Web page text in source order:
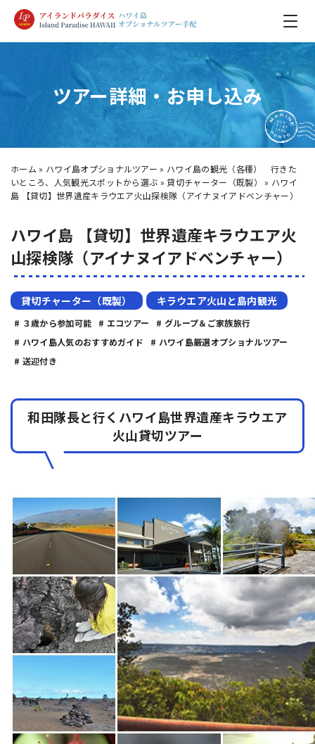
ツアー詳細・お申し込み
ホーム » ハワイ島オプショナルツアー » ハワイ島の観光（各種） 行きた
いところ、人気観光スポットから選ぶ » 貸切チャーター（既製） » ハワイ
島 【貸切】世界遺産キラウエア火山探検隊（アイナヌイアドベンチャー）
ハワイ島 【貸切】世界遺産キラウエア火
山探検隊（アイナヌイアドベンチャー）
貸切チャーター（既製） キラウエア火山と島内観光
# ３歳から参加可能 # エコツアー
# グループ＆ご家族旅行
# ハワイ島人気のおすすめガイド
# ハワイ島厳選オプショナルツアー
# 送迎付き
和田隊長と行くハワイ島世界遺産キラウエア
火山貸切ツアー